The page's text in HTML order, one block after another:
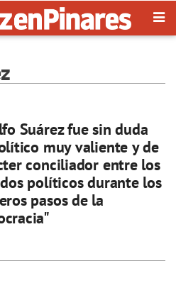
Suárez fue sin duda
muy valiente y de
conciliador entre los
políticos durante los
pasos de la